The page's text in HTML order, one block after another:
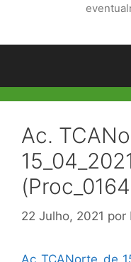
Ac.
22 Julho, 2021 por